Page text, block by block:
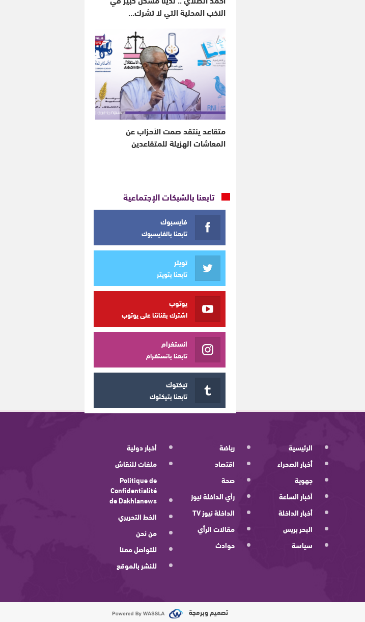
النخب المحلية التي لا تشرك…
متقاعد ينتقد صمت الأحزاب عن
المعاشات الهزيلة للمتقاعدين
تابعنا بالشبكات الإجتماعية
فايسبوك
تابعنا بالفايسبوك
تويتر
تابعنا بتويتر
يوتوب
اشترك بقناتنا على يوتوب
انستغرام
تابعنا بانستغرام
تيكتوك
تابعنا بتيكتوك
الرئيسية
أخبار الصحراء
جهوية
أخبار الساعة
أخبار الداخلة
البحر بريس
سياسة
رياضة
اقتصاد
صحة
رأي الداخلة نيوز
الداخلة نيوز TV
مقالات الرأي
حوادث
أخبار دولية
ملفات للنقاش
Politique de
Confidentialité
de Dakhlanews
الخط التحريري
من نحن
للتواصل معنا
للنشر بالموقع
تصميم وبرمجة